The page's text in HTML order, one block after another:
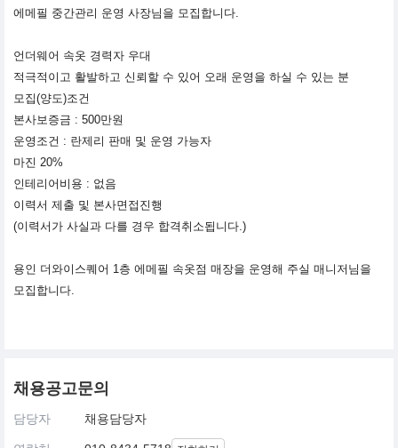
에메필 중간관리 운영 사장님을 모집합니다.
언더웨어 속옷 경력자 우대
적극적이고 활발하고 신뢰할 수 있어 오래 운영을 하실 수 있는 분
모집(양도)조건
본사보증금 : 500만원
운영조건 : 란제리 판매 및 운영 가능자
마진 20%
인테리어비용 : 없음
이력서 제출 및 본사면접진행
(이력서가 사실과 다를 경우 합격취소됩니다.)
용인 더와이스퀘어 1층 에메필 속옷점 매장을 운영해 주실 매니저님을
모집합니다.
채용공고문의
담당자 채용담당자